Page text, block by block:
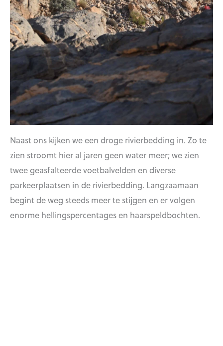
Naast ons kijken we een droge rivierbedding in. Zo te
zien stroomt hier al jaren geen water meer; we zien
twee geasfalteerde voetbalvelden en diverse
parkeerplaatsen in de rivierbedding. Langzaamaan
begint de weg steeds meer te stijgen en er volgen
enorme hellingspercentages en haarspeldbochten.